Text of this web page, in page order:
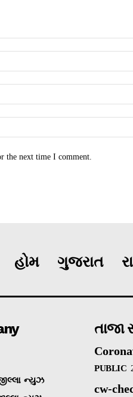
the next time I comment.
હોમ ગુજરાત
ન્યુઝ
તાજા
PUBLIC
cw-